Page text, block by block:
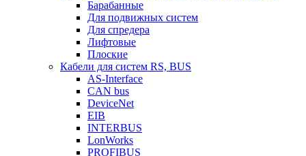
Барабанные
Для подвижных систем
Для спредера
Лифтовые
Плоские
Кабели для систем RS, BUS
AS-Interface
CAN bus
DeviceNet
EIB
INTERBUS
LonWorks
PROFIBUS